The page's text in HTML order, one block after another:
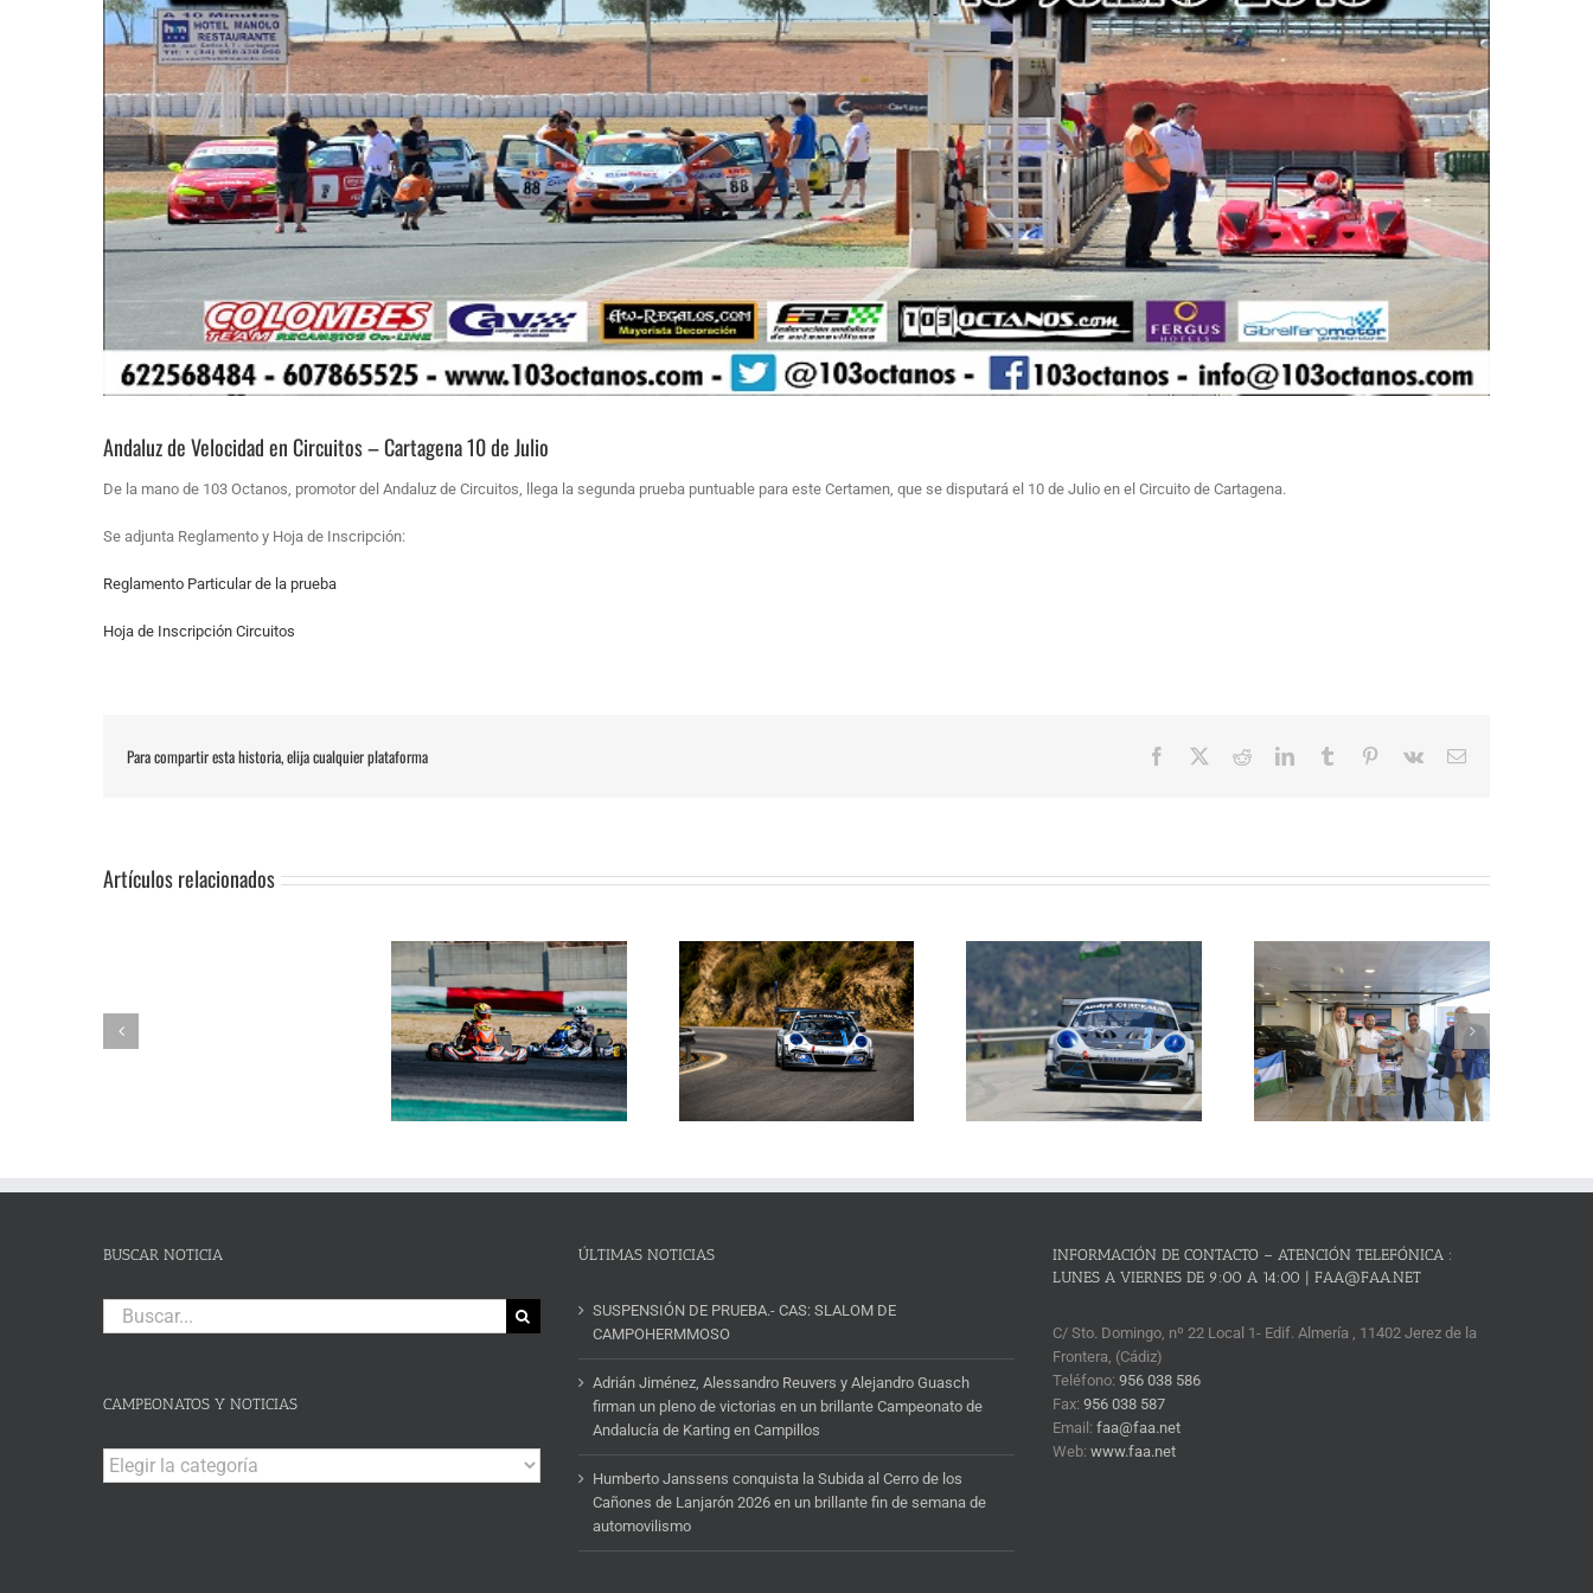
Andaluz de Velocidad en Circuitos – Cartagena 10 de Julio
De la mano de 103 Octanos, promotor del Andaluz de Circuitos, llega la segunda prueba puntuable para este Certamen, que se disputará el 10 de Julio en el Circuito de Cartagena.
Se adjunta Reglamento y Hoja de Inscripción:
Reglamento Particular de la prueba
Hoja de Inscripción Circuitos
Para compartir esta historia, elija cualquier plataforma Facebook RedditLinkedInTumblr Pinterest
Vk
Correo
Artículos relacionados
Humberto Janssens conquista la
Subida al Cerro de los Cañones
de Lanjarón 2026 en un brillante
fin de semana de automovilismo
La Subida al Cerro de los
Cañones levanta hoy el telón con
un cartel de lujo
La Subida al Cerro de los
Cañones – Lanjarón 2026 se
presenta con lleno absoluto de
inscritos y el reto de revalidar su
condición de mejor prueba
andaluza de montaña
BUSCAR NOTICIA
Buscar:
CAMPEONATOS Y NOTICIAS
Campeonatos
y
ÚLTIMAS NOTICIAS
SUSPENSIÓN DE PRUEBA.- CAS: SLALOM DE
CAMPOHERMMOSO
Adrián Jiménez, Alessandro Reuvers y Alejandro Guasch
firman un pleno de victorias en un brillante Campeonato de
Andalucía de Karting en Campillos
Humberto Janssens conquista la Subida al Cerro de los
Cañones de Lanjarón 2026 en un brillante fin de semana de
automovilismo
INFORMACIÓN DE CONTACTO – ATENCIÓN TELEFÓNICA :
LUNES A VIERNES DE 9:00 A 14:00 | FAA@FAA.NET
C/ Sto. Domingo, nº 22 Local 1- Edif. Almería , 11402 Jerez de la
Frontera, (Cádiz)
Teléfono:956 038 586
Fax:956 038 587
Email:faa@faa.net
Web:www.faa.net